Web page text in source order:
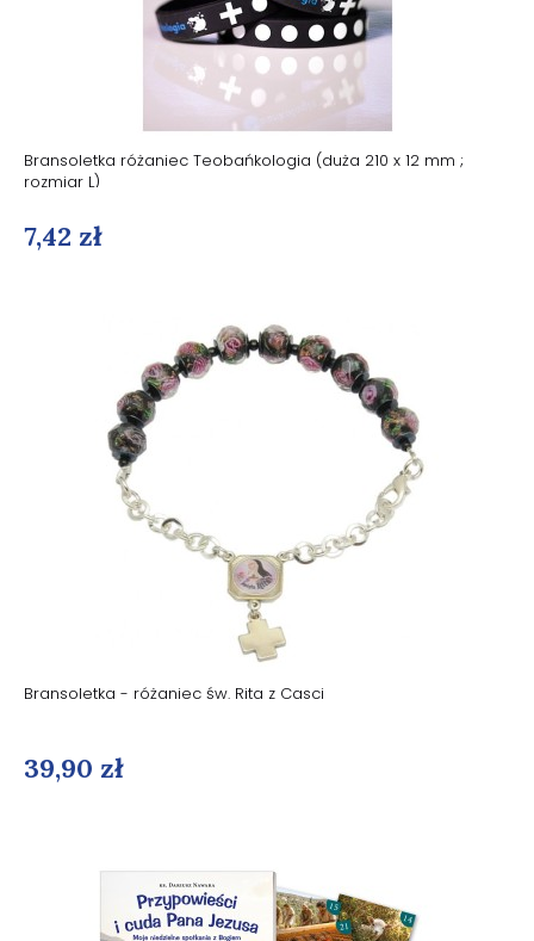
Bransoletka różaniec Teobańkologia (duża 210 x 12 mm ;
rozmiar L)
7,42 zł
Bransoletka - różaniec św. Rita z Casci
39,90 zł